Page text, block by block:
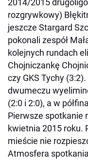
rozgrywkowy)
jeszcze Stargard
pokonali zespół
kolejnych rundach
Chojniczankę
czy GKS Tychy
dwumeczu
(2:0 i 2:0), a w
Pierwsze spotkanie
kwietnia 2015 roku.
mieście nie
Atmosfera